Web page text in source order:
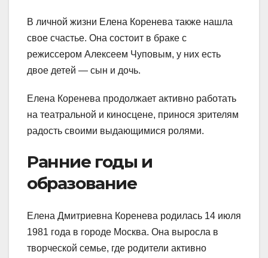
В личной жизни Елена Коренева также нашла
свое счастье. Она состоит в браке с
режиссером Алексеем Чуповым, у них есть
двое детей — сын и дочь.
Елена Коренева продолжает активно работать
на театральной и киносцене, принося зрителям
радость своими выдающимися ролями.
Ранние годы и
образование
Елена Дмитриевна Коренева родилась 14 июля
1981 года в городе Москва. Она выросла в
творческой семье, где родители активно